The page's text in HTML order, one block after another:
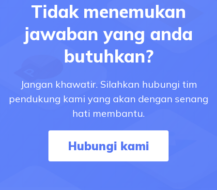
Tidak menemukan
jawaban yang anda
butuhkan?
Jangan khawatir. Silahkan hubungi tim
pendukung kami yang akan dengan senang
hati membantu.
Hubungi kami